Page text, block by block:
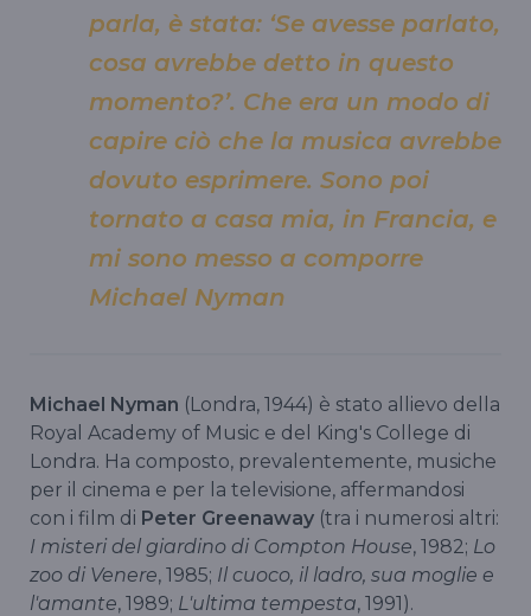
parla, è stata: ‘Se avesse parlato,
cosa avrebbe detto in questo
momento?’. Che era un modo di
capire ciò che la musica avrebbe
dovuto esprimere. Sono poi
tornato a casa mia, in Francia, e
mi sono messo a comporre
Michael Nyman
Michael Nyman (Londra, 1944) è stato allievo della
Royal Academy of Music e del King's College di
Londra. Ha composto, prevalentemente, musiche
per il cinema e per la televisione, affermandosi
con i film di Peter Greenaway (tra i numerosi altri:
I misteri del giardino di Compton House, 1982; Lo
zoo di Venere, 1985; Il cuoco, il ladro, sua moglie e
l'amante, 1989; L'ultima tempesta, 1991).